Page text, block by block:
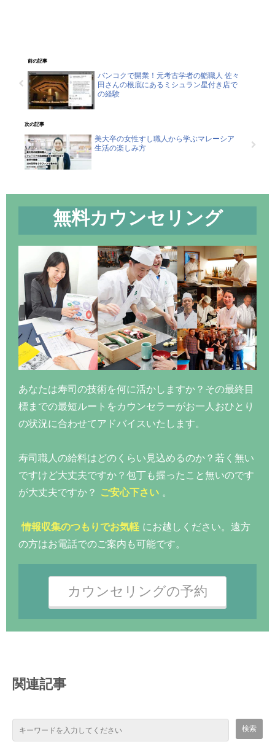
前の記事
バンコクで開業！元考古学者の鮨職人 佐々
田さんの根底にあるミシュラン星付き店で
の経験
次の記事
美大卒の女性すし職人から学ぶマレーシア
生活の楽しみ方
無料カウンセリング
あなたは寿司の技術を何に活かしますか？その最終目
標までの最短ルートをカウンセラーがお一人おひとり
の状況に合わせてアドバイスいたします。
寿司職人の給料はどのくらい見込めるのか？若く無い
ですけど大丈夫ですか？包丁も握ったこと無いのです
が大丈夫ですか？
ご安心下さい 。
情報収集のつもりでお気軽 にお越しください。遠方
の方はお電話でのご案内も可能です。
カウンセリングの予約
関連記事